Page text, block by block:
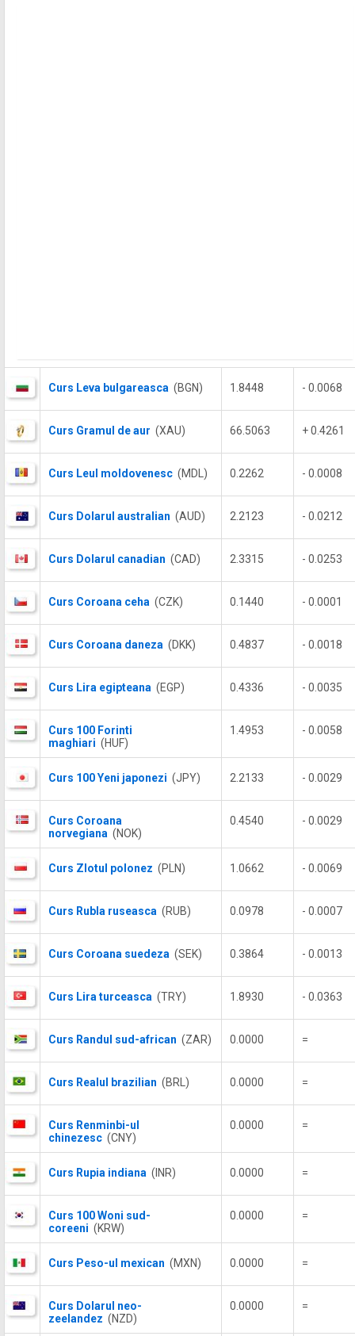
Curs Leva bulgareasca (BGN) 1.8448 - 0.0068
Curs Gramul de aur (XAU) 66.5063 + 0.4261
Curs Leul moldovenesc (MDL) 0.2262 - 0.0008
Curs Dolarul australian (AUD) 2.2123 - 0.0212
Curs Dolarul canadian (CAD) 2.3315 - 0.0253
Curs Coroana ceha (CZK) 0.1440 - 0.0001
Curs Coroana daneza (DKK) 0.4837 - 0.0018
Curs Lira egipteana (EGP) 0.4336 - 0.0035
Curs 100 Forinti
maghiari (HUF)
1.4953 - 0.0058
Curs 100 Yeni japonezi (JPY) 2.2133 - 0.0029
Curs Coroana
norvegiana (NOK)
0.4540 - 0.0029
Curs Zlotul polonez (PLN) 1.0662 - 0.0069
Curs Rubla ruseasca (RUB) 0.0978 - 0.0007
Curs Coroana suedeza (SEK) 0.3864 - 0.0013
Curs Lira turceasca (TRY) 1.8930 - 0.0363
Curs Randul sud-african (ZAR) 0.0000 =
Curs Realul brazilian (BRL) 0.0000 =
Curs Renminbi-ul
chinezesc (CNY)
0.0000 =
Curs Rupia indiana (INR) 0.0000 =
Curs 100 Woni sud-
coreeni (KRW)
0.0000 =
Curs Peso-ul mexican (MXN) 0.0000 =
Curs Dolarul neo-
zeelandez (NZD)
0.0000 =